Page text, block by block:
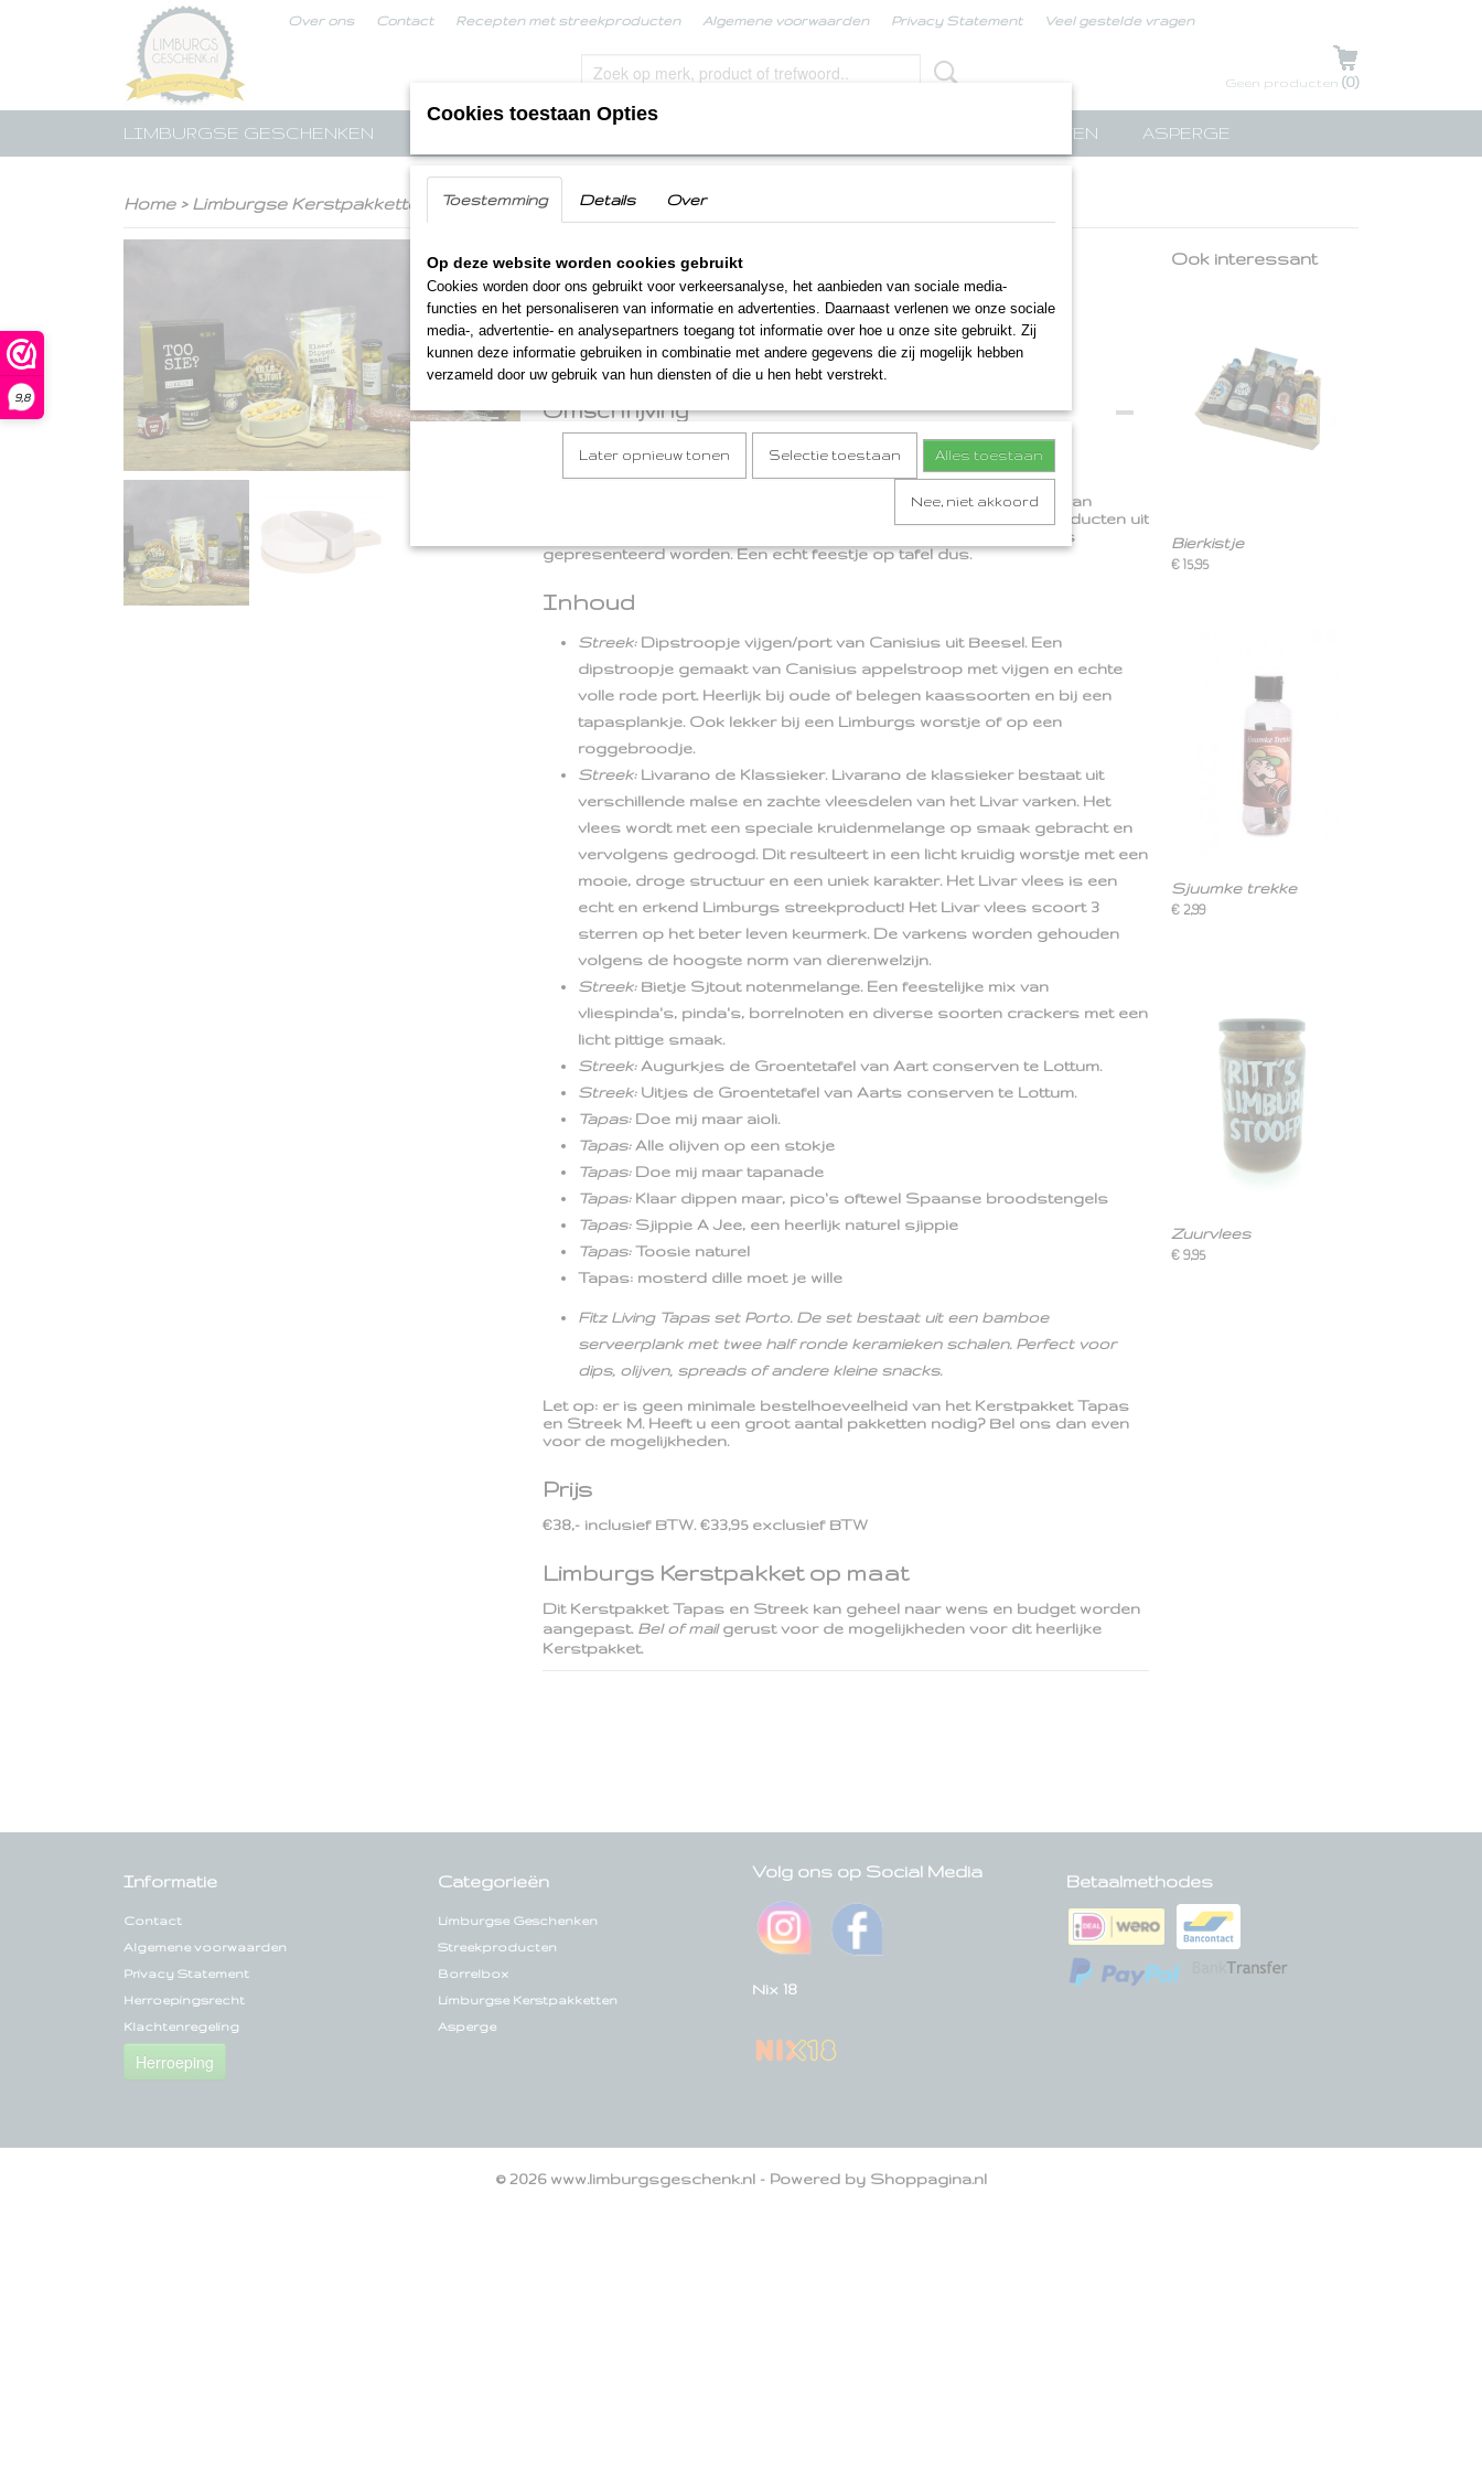
9,8
Over ons Contact Recepten met streekproducten Algemene voorwaarden Privacy Statement Veel gestelde vragen
UW WINKELWAGEN
Geen producten (0)
LIMBURGSE GESCHENKEN LIMBURGSE KERSTPAKKETTEN ASPERGE
Home> Limburgse Kerstpakketten Tapas en Streek M
Tapas en Streek M
€ 38,00 (inclusief btw 9%)
Op voorraad
Omschrijving
Tapas en Streek M
Dit Kerstpakket Tapas en Streek M bevat een mooie combinatie van
heerlijke tapas producten, gecombineerd met diverse lekkere producten uit
de streek. In de mooie bijpassende schaaltjes kunnen de hapjes
gepresenteerd worden. Een echt feestje op tafel dus.
Inhoud
Streek:Dipstroopje vijgen/port van Canisius uit Beesel. Een
dipstroopje gemaakt van Canisius appelstroop met vijgen en echte
volle rode port. Heerlijk bij oude of belegen kaassoorten en bij een
tapasplankje. Ook lekker bij een Limburgs worstje of op een
roggebroodje.
Streek: Livarano de Klassieker. Livarano de klassieker bestaat uit
verschillende malse en zachte vleesdelen van het Livar varken. Het
vlees wordt met een speciale kruidenmelange op smaak gebracht en
vervolgens gedroogd. Dit resulteert in een licht kruidig worstje met een
mooie, droge structuur en een uniek karakter. Het Livar vlees is een
echt en erkend Limburgs streekproduct! Het Livar vlees scoort 3
sterren op het beter leven keurmerk. De varkens worden gehouden
volgens de hoogste norm van dierenwelzijn.
Streek:Bietje Sjtout notenmelange. Een feestelijke mix van
vliespinda's, pinda's, borrelnoten en diverse soorten crackers met een
licht pittige smaak.
Streek:Augurkjes de Groentetafel van Aart conserven te Lottum.
Streek:Uitjes de Groentetafel van Aarts conserven te Lottum.
Tapas:Doe mij maar aioli.
Tapas: Alle olijven op een stokje
Tapas: Doe mij maar tapanade
Tapas: Klaar dippen maar, pico's oftewel Spaanse broodstengels
Tapas: Sjippie A Jee, een heerlijk naturel sjippie
Tapas:Toosie naturel
Tapas: mosterd dille moet je wille
Fitz Living Tapas set Porto. De set bestaat uit een bamboe
serveerplank met twee half ronde keramieken schalen. Perfect voor
dips, olijven, spreads of andere kleine snacks.
Let op: er is geen minimale bestelhoeveelheid van het Kerstpakket Tapas
en Streek M. Heeft u een groot aantal pakketten nodig? Bel ons dan even
voor de mogelijkheden.
Prijs
€38,- inclusief BTW. €33,95 exclusief BTW
Limburgs Kerstpakket op maat
Dit Kerstpakket Tapas en Streek kan geheel naar wens en budget worden
aangepast. Bel of mailgerust voor de mogelijkheden voor dit heerlijke
Kerstpakket.
Ook interessant
Bierkistje
€ 15,95
Sjuumke trekke
€ 2,99
Zuurvlees
€ 9,95
Informatie
Contact
Algemene voorwaarden
Privacy Statement
Herroepingsrecht
Klachtenregeling
Herroeping
Categorieën
Limburgse Geschenken
Streekproducten
Borrelbox
Limburgse Kerstpakketten
Asperge
Volg ons op Social Media
Nix 18
Betaalmethodes
© 2026 www.limburgsgeschenk.nl - Powered by Shoppagina.nl
Cookies toestaan Opties
Toestemming Details Over
Op deze website worden cookies gebruikt
Cookies worden door ons gebruikt voor verkeersanalyse, het aanbieden van sociale media-
functies en het personaliseren van informatie en advertenties. Daarnaast verlenen we onze sociale
media-, advertentie- en analysepartners toegang tot informatie over hoe u onze site gebruikt. Zij
kunnen deze informatie gebruiken in combinatie met andere gegevens die zij mogelijk hebben
verzameld door uw gebruik van hun diensten of die u hen hebt verstrekt.
Later opnieuw tonen Selectie toestaan Alles toestaan
Nee, niet akkoord